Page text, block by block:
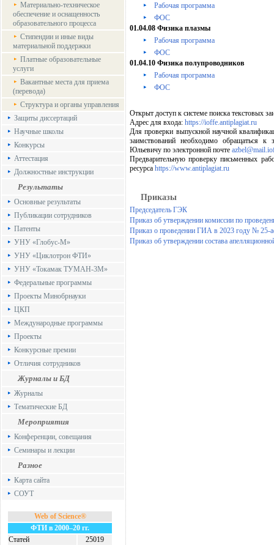
Материально-техническое
обеспечение и оснащенность
образовательного процесса
Стипендии и иные виды
материальной поддержки
Платные образовательные
услуги
Вакантные места для приема
(перевода)
Структура и органы управления
Защиты диссертаций
Научные школы
Конкурсы
Аттестация
Должностные инструкции
Результаты
Основные результаты
Публикации сотрудников
Патенты
УНУ «Глобус-М»
УНУ «Циклотрон ФТИ»
УНУ «Токамак ТУМАН-3М»
Федеральные программы
Проекты Минобрнауки
ЦКП
Международные программы
Проекты
Конкурсные премии
Отличия сотрудников
Журналы и БД
Журналы
Тематические БД
Мероприятия
Конференции, совещания
Семинары и лекции
Разное
Карта сайта
СОУТ
Web of Science®
ФТИ в 2000–20 гг.
Статей
25019
Рабочая программа
ФОС
01.04.08 Физика плазмы
Рабочая программа
ФОС
01.04.10 Физика полупроводников
Рабочая программа
ФОС
Открыт доступ к системе поиска текстовых
Адрес для входа: https://ioffe.antiplagiat.ru
Для проверки выпускной научной
заимствований необходимо обращаться к
Юльевичу по электронной почте
Предварительную проверку письменных
ресурса https://www.antiplagiat.ru
Приказы
Председатель ГЭК
Приказ об утверждении комиссии по
Приказ о проведении ГИА в 2023 году № 25-
Приказ об утверждении состава